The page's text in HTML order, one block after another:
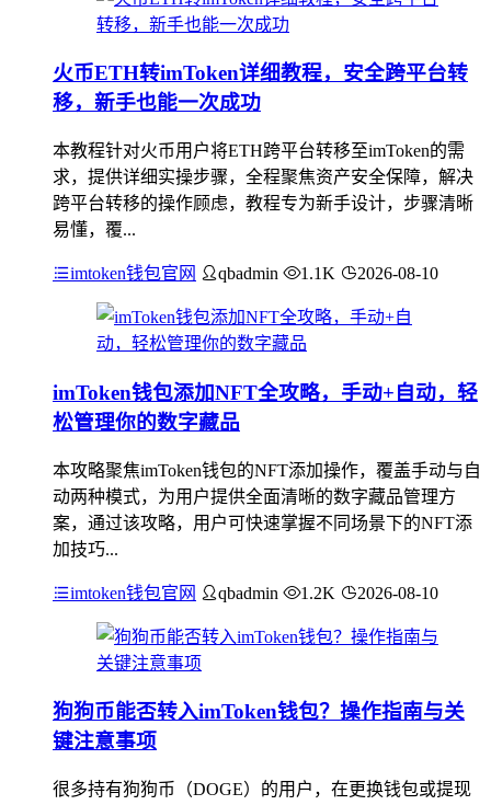
火币ETH转imToken详细教程，安全跨平台转
移，新手也能一次成功
本教程针对火币用户将ETH跨平台转移至imToken的需
求，提供详细实操步骤，全程聚焦资产安全保障，解决
跨平台转移的操作顾虑，教程专为新手设计，步骤清晰
易懂，覆...
imtoken钱包官网 qbadmin 1.1K 2026-08-10
imToken钱包添加NFT全攻略，手动+自动，轻
松管理你的数字藏品
本攻略聚焦imToken钱包的NFT添加操作，覆盖手动与自
动两种模式，为用户提供全面清晰的数字藏品管理方
案，通过该攻略，用户可快速掌握不同场景下的NFT添
加技巧...
imtoken钱包官网 qbadmin 1.2K 2026-08-10
狗狗币能否转入imToken钱包？操作指南与关
键注意事项
很多持有狗狗币（DOGE）的用户，在更换钱包或提现